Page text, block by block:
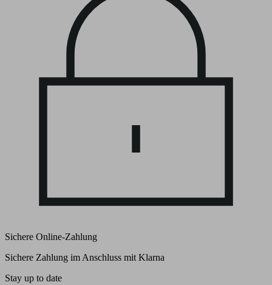
Sichere Online-Zahlung
Sichere Zahlung im Anschluss mit Klarna
Stay up to date